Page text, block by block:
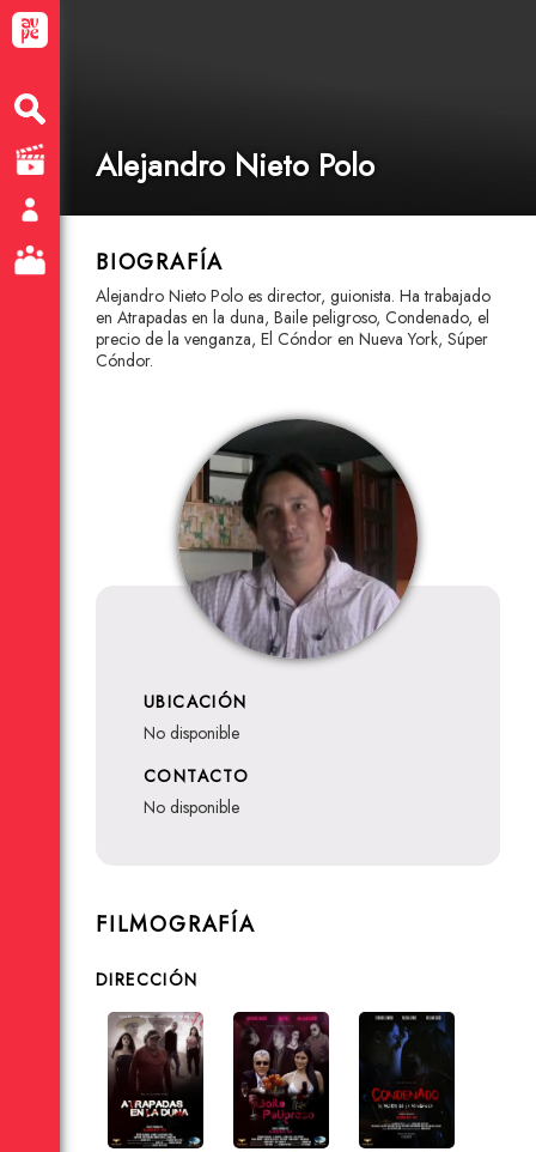
Alejandro Nieto Polo
BIOGRAFÍA
Alejandro Nieto Polo es director, guionista. Ha trabajado
en Atrapadas en la duna, Baile peligroso, Condenado, el
precio de la venganza, El Cóndor en Nueva York, Súper
Cóndor.
UBICACIÓN
no disponible
CONTACTO
no disponible
FILMOGRAFÍA
DIRECCIÓN